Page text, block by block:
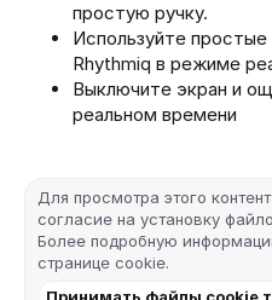
простую ручку.
Используйте
Rhythmiq в режиме
Выключите экран и
реальном времени
Для просмотра этого
согласие на установку
Более подробную
странице cookie.